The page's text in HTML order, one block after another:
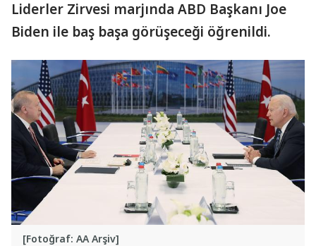
Liderler Zirvesi marjında ABD Başkanı Joe
Biden ile baş başa görüşeceği öğrenildi.
[Fotoğraf: AA Arşiv]